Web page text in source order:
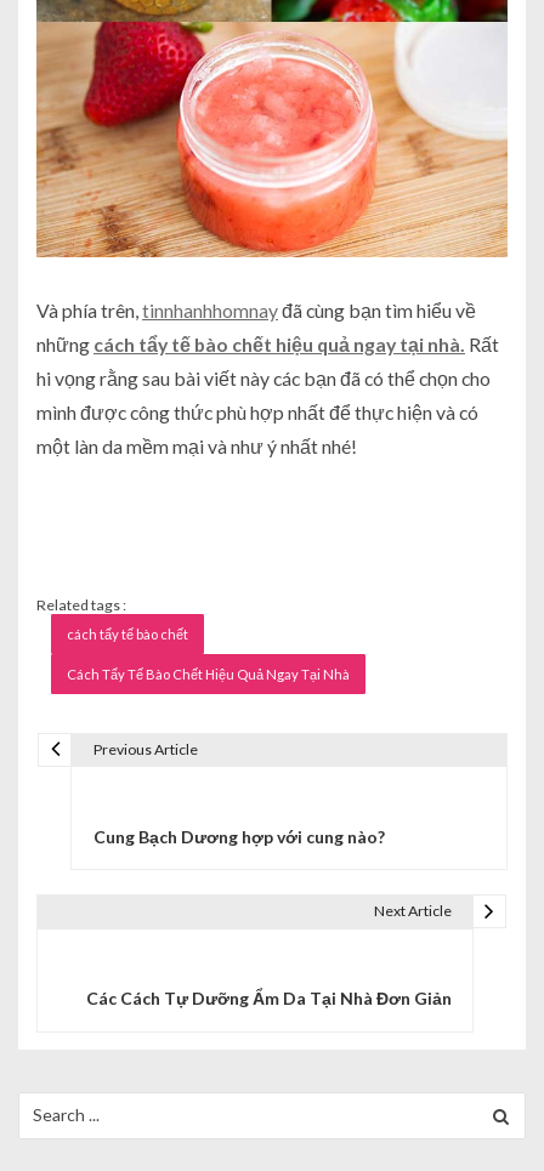
Và phía trên, tinnhanhhomnayđã cùng bạn tìm hiểu về
những cách tẩy tế bào chết hiệu quả ngay tại nhà. Rất
hi vọng rằng sau bài viết này các bạn đã có thể chọn cho
mình được công thức phù hợp nhất để thực hiện và có
một làn da mềm mại và như ý nhất nhé!
Related tags :
cách tẩy tế bào chết
Cách Tẩy Tế Bào Chết Hiệu Quả Ngay Tại Nhà
g
Previous Article
Cung Bạch Dương hợp với cung nào?
Next Article
Các Cách Tự Dưỡng Ẩm Da Tại Nhà Đơn Giản
for: